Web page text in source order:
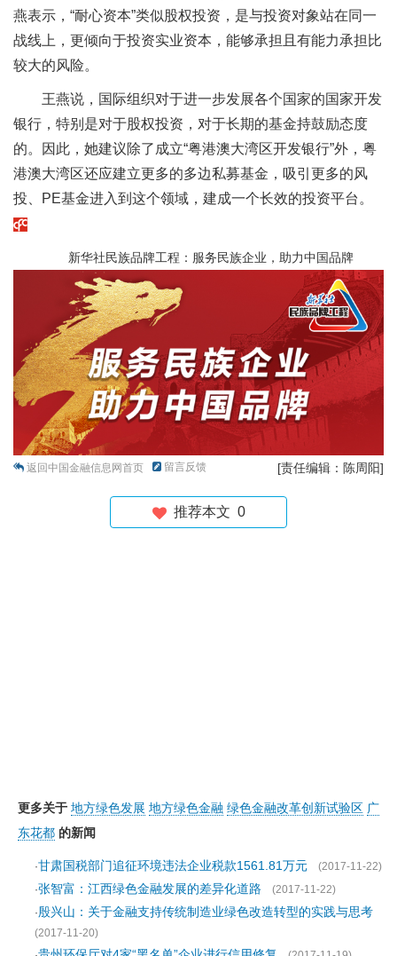
燕表示，“耐心资本”类似股权投资，是与投资对象站在同一
战线上，更倾向于投资实业资本，能够承担且有能力承担比
较大的风险。
王燕说，国际组织对于进一步发展各个国家的国家开发
银行，特别是对于股权投资，对于长期的基金持鼓励态度
的。因此，她建议除了成立“粤港澳大湾区开发银行”外，粤
港澳大湾区还应建立更多的多边私募基金，吸引更多的风
投、PE基金进入到这个领域，建成一个长效的投资平台。
新华社民族品牌工程：服务民族企业，助力中国品牌
返回中国金融信息网首页 留言反馈 [责任编辑：陈周阳]
推荐本文 0
更多关于 地方绿色发展 地方绿色金融 绿色金融改革创新试验区 广
东花都 的新闻
·甘肃国税部门追征环境违法企业税款1561.81万元
(2017-11-22)
·张智富：江西绿色金融发展的差异化道路
(2017-11-22)
·殷兴山：关于金融支持传统制造业绿色改造转型的实践与思考
(2017-11-20)